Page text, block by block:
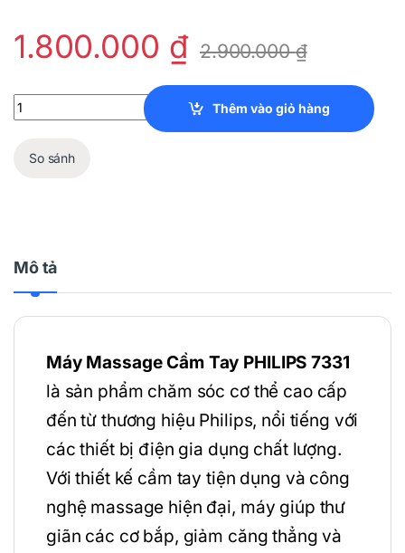
1.800.000 ₫ 2.900.000₫
Máy Massage Cầm Tay PHILIPS 7331 quantity
Thêm vào giỏ hàng
So sánh
Mô tả
Máy Massage Cầm Tay PHILIPS 7331
là sản phẩm chăm sóc cơ thể cao cấp
đến từ thương hiệu Philips, nổi tiếng với
các thiết bị điện gia dụng chất lượng.
Với thiết kế cầm tay tiện dụng và công
nghệ massage hiện đại, máy giúp thư
giãn các cơ bắp, giảm căng thẳng và